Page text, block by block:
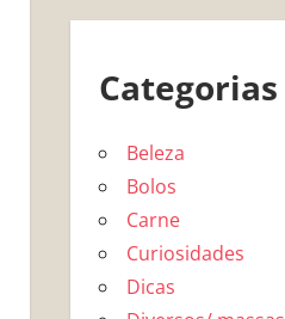
Categorias
Beleza
Bolos
Carne
Curiosidades
Dicas